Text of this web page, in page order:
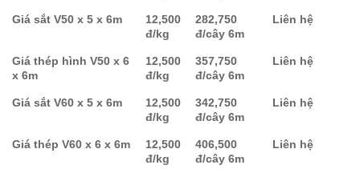
Giá sắt V50 x 5 x 6m
12,500
đ/kg
282,750
đ/cây 6m
Liên hệ
Giá thép hình V50 x 6
x 6m
12,500
đ/kg
357,750
đ/cây 6m
Liên hệ
Giá sắt V60 x 5 x 6m
12,500
đ/kg
342,750
đ/cây 6m
Liên hệ
Giá thép V60 x 6 x 6m
12,500
đ/kg
406,500
đ/cây 6m
Liên hệ